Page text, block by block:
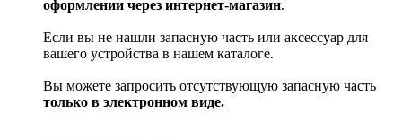
оформлении через интернет-магазин.
Если вы не нашли запасную часть или аксессуар для
вашего устройства в нашем каталоге.
Вы можете запросить отсутствующую запасную часть
только в электронном виде.